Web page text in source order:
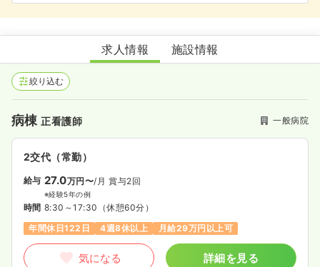
渡辺病院
求人情報 施設情報
絞り込む
病棟正看護師 一般病院
2交代（常勤）
給与 27.0万円〜/月 賞与2回
※経験5年の例
時間 8:30～17:30 （休憩60分）
年間休日122日
4週8休以上 月給29万円以上可
気になる 詳細を見る